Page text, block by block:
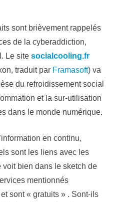
sont brièvement rappelés
de la cyberaddiction,
Le site socialcooling.fr
traduit par Framasoft) va
du refroidissement social
et la sur-utilisation
dans le monde numérique.
en continu,
sont les liens avec les
voit bien dans le sketch de
mentionnés
sont « gratuits » . Sont-ils